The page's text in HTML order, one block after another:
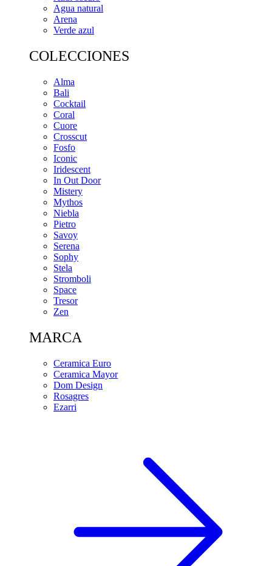
Agua natural
Arena
Verde azul
COLECCIONES
Alma
Bali
Cocktail
Coral
Cuore
Crosscut
Fosfo
Iconic
Iridescent
In Out Door
Mistery
Mythos
Niebla
Pietro
Savoy
Serena
Sophy
Stela
Stromboli
Space
Tresor
Zen
MARCA
Ceramica Euro
Ceramica Mayor
Dom Design
Rosagres
Ezarri